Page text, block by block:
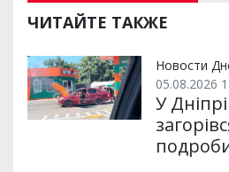
ЧИТАЙТЕ ТАКЖЕ
Новости
05.08.2026
У